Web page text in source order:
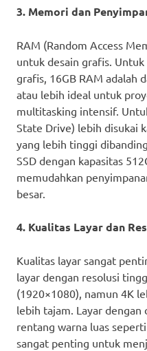
3. Memori dan
RAM (Random Access
untuk desain grafis.
grafis, 16GB RAM adalah
atau lebih ideal untuk
multitasking intensif.
State Drive) lebih disukai
yang lebih tinggi
SSD dengan kapasitas
memudahkan
besar.
4. Kualitas Layar dan
Kualitas layar sangat
layar dengan resolusi
(1920×1080), namun 4K
lebih tajam. Layar dengan
rentang warna luas
sangat penting untuk